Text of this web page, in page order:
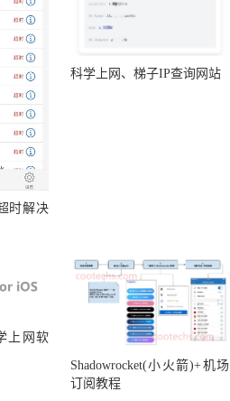
时解决
科学上网、梯子IP查询网站
上网软
Shadowrocket(小火箭)+机场
订阅教程